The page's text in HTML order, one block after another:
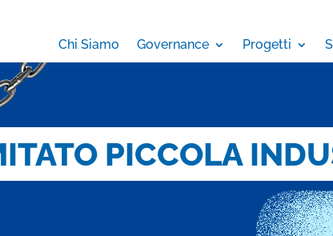
Chi Siamo Governance Progetti
PICCOLA